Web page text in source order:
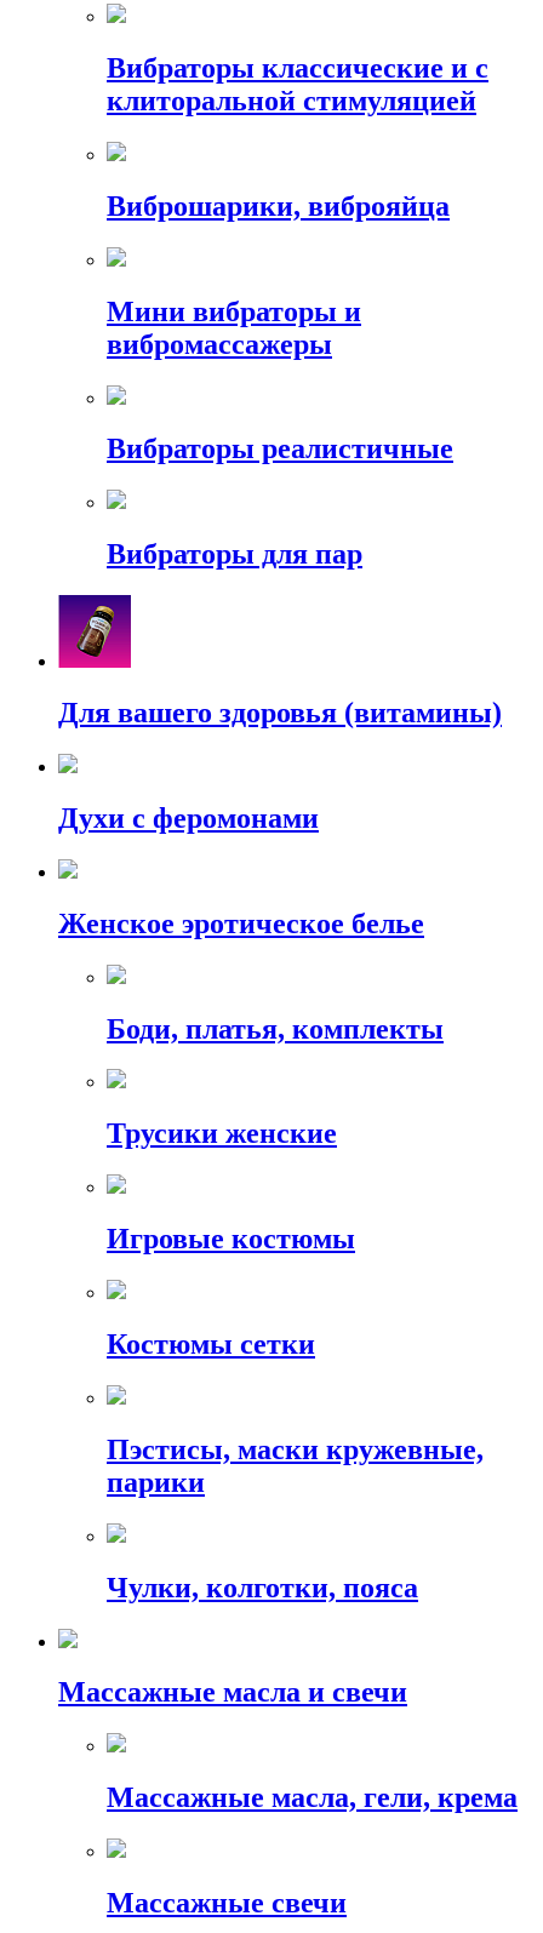
Вибраторы классические и с
клиторальной стимуляцией
Виброшарики, виброяйца
Мини вибраторы и
вибромассажеры
Вибраторы реалистичные
Вибраторы для пар
Для вашего здоровья (витамины)
Духи с феромонами
Женское эротическое белье
Боди, платья, комплекты
Трусики женские
Игровые костюмы
Костюмы сетки
Пэстисы, маски кружевные,
парики
Чулки, колготки, пояса
Массажные масла и свечи
Массажные масла, гели, крема
Массажные свечи